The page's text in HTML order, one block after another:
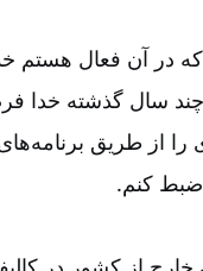
در آن فعال هستم
سال گذشته خدا
از طریق برنامه‌‌های
ضبط کنم.